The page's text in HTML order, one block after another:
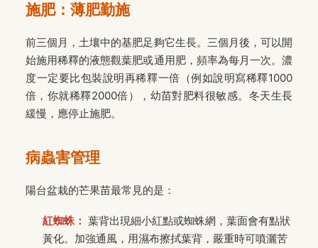
施肥：薄肥勤施
前三個月，土壤中的基肥足夠它生長。三個月後，可以開
始施用稀釋的液態觀葉肥或通用肥，頻率為每月一次。濃
度一定要比包裝說明再稀釋一倍（例如說明寫稀釋1000
倍，你就稀釋2000倍），幼苗對肥料很敏感。冬天生長
緩慢，應停止施肥。
病蟲害管理
陽台盆栽的芒果苗最常見的是：
紅蜘蛛： 葉背出現細小紅點或蜘蛛網，葉面會有點狀
黃化。加強通風，用濕布擦拭葉背，嚴重時可噴灑苦